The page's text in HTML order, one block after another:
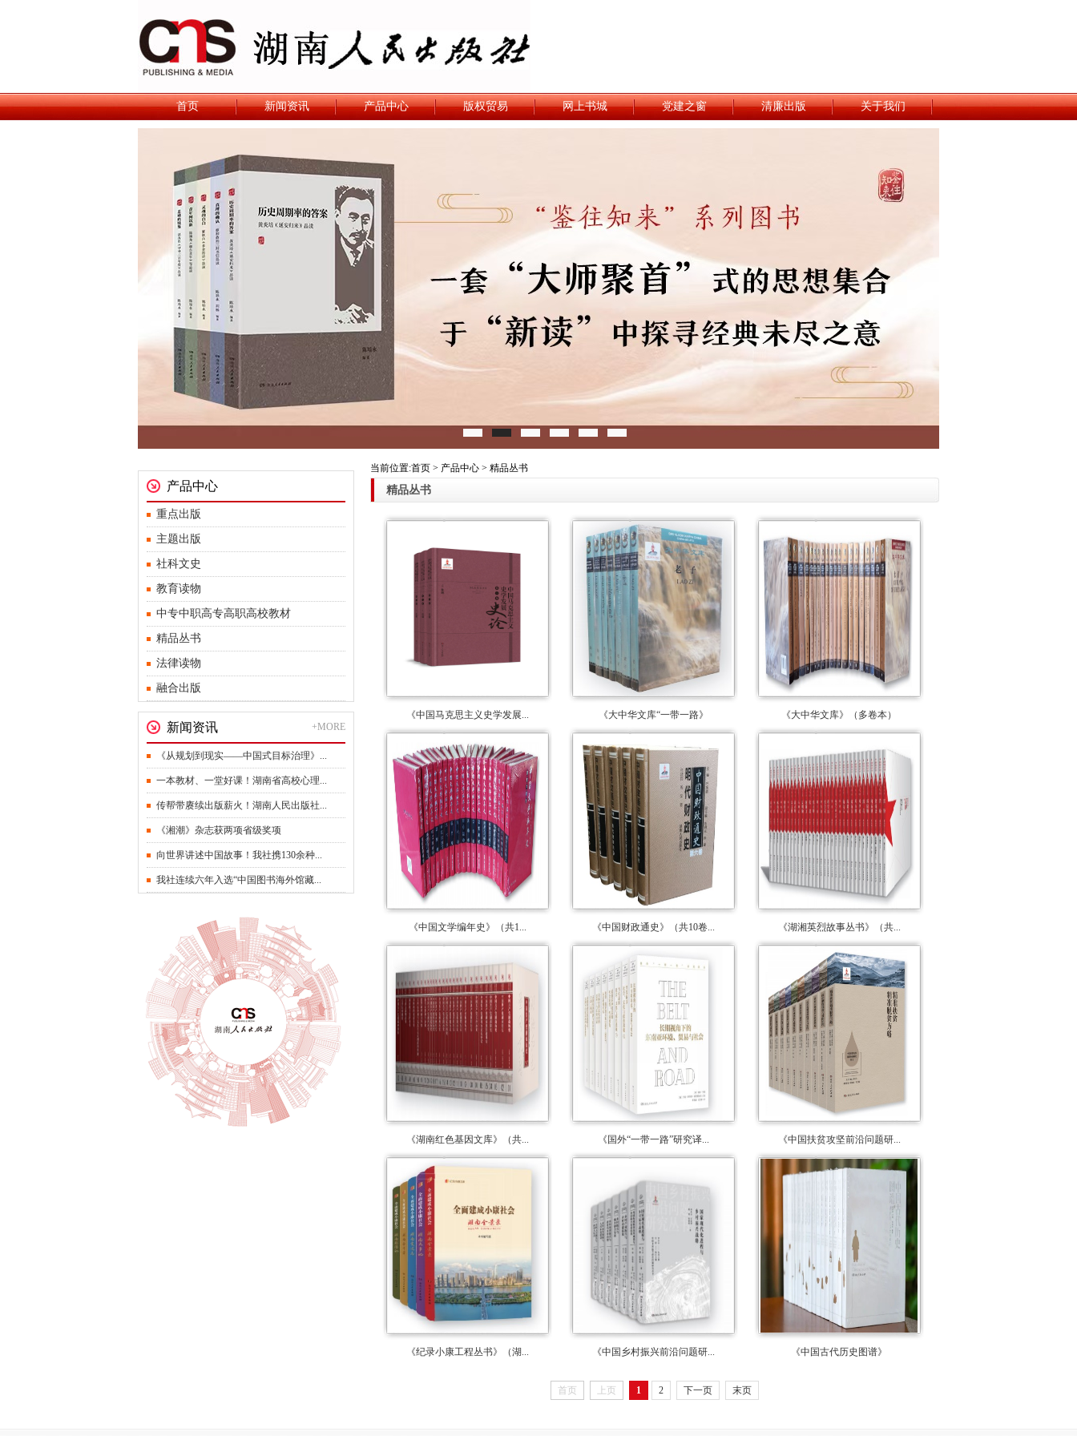
首页 新闻资讯 产品中心 版权贸易 网上书城 党建之窗 清廉出版 关于我们
产品中心
重点出版
主题出版
社科文史
教育读物
中专中职高专高职高校教材
精品丛书
法律读物
融合出版
新闻资讯 +MORE
《从规划到现实——中国式目标治理》...
一本教材、一堂好课！湖南省高校心理...
传帮带赓续出版薪火！湖南人民出版社...
《湘潮》杂志获两项省级奖项
向世界讲述中国故事！我社携130余种...
我社连续六年入选“中国图书海外馆藏...
当前位置:首页 > 产品中心 > 精品丛书
精品丛书
《中国马克思主义史学发展... 《大中华文库“一带一路》 《大中华文库》（多卷本）
《中国文学编年史》（共1... 《中国财政通史》（共10卷... 《湖湘英烈故事丛书》（共...
《湖南红色基因文库》（共... 《国外“一带一路”研究译... 《中国扶贫攻坚前沿问题研...
《纪录小康工程丛书》（湖... 《中国乡村振兴前沿问题研... 《中国古代历史图谱》
首页 上页 1 2 下一页 末页